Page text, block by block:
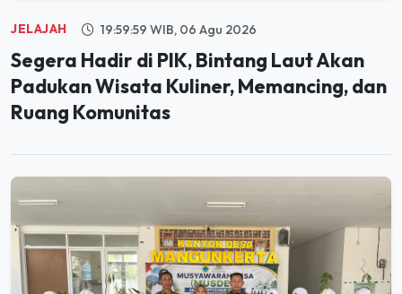
JELAJAH 19:59:59 WIB, 06 Agu 2026
Segera Hadir di PIK, Bintang Laut Akan
Padukan Wisata Kuliner, Memancing, dan
Ruang Komunitas